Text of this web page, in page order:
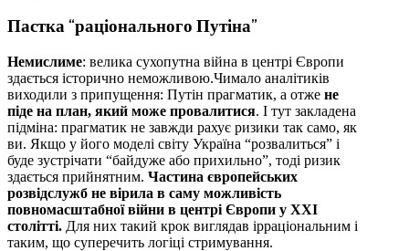
Пастка “раціонального Путіна”
Немислиме: велика сухопутна війна в центрі Європи
здається історично неможливою.Чимало аналітиків
виходили з припущення: Путін прагматик, а отже не
піде на план, який може провалитися. І тут закладена
підміна: прагматик не завжди рахує ризики так само, як
ви. Якщо у його моделі світу Україна “розвалиться” і
буде зустрічати “байдуже або прихильно”, тоді ризик
здається прийнятним. Частина європейських
розвідслужб не вірила в саму можливість
повномасштабної війни в центрі Європи у XXI
столітті. Для них такий крок виглядав ірраціональним і
таким, що суперечить логіці стримування.